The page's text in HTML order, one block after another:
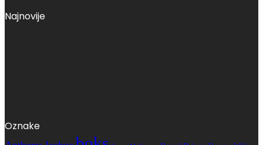
Najnovije
Oznake